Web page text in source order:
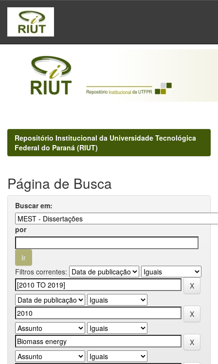
Skip
navigation
Repositório Institucional da Universidade Tecnológica
Federal do Paraná (RIUT)
Página de Busca
Buscar em:
por
Filtros correntes: